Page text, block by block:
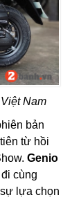
Nam
bản
từ hồi
Genio
cùng
lựa chọn